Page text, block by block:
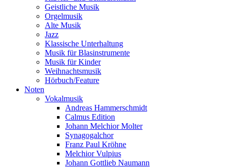
Geistliche Musik
Orgelmusik
Alte Musik
Jazz
Klassische Unterhaltung
Musik für Blasinstrumente
Musik für Kinder
Weihnachtsmusik
Hörbuch/Feature
Noten
Vokalmusik
Andreas Hammerschmidt
Calmus Edition
Johann Melchior Molter
Synagogalchor
Franz Paul Kröhne
Melchior Vulpius
Johann Gottlieb Naumann